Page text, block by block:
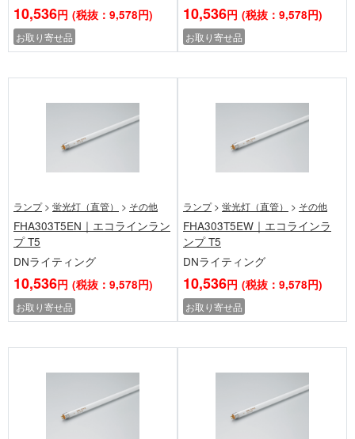
10,536円 (税抜：9,578円)
お取り寄せ品
10,536円 (税抜：9,578円)
お取り寄せ品
ランプ > 蛍光灯（直管） > その他
FHA303T5EN｜エコラインラン
プ T5
DNライティング
10,536円 (税抜：9,578円)
お取り寄せ品
ランプ > 蛍光灯（直管） > その他
FHA303T5EW｜エコラインラ
ンプ T5
DNライティング
10,536円 (税抜：9,578円)
お取り寄せ品